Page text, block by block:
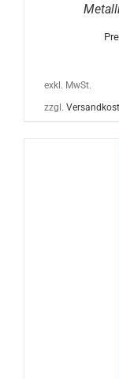
exkl. MwSt.
zzgl.